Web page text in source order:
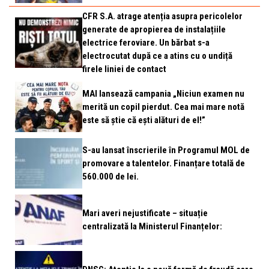
CFR S.A. atrage atenția asupra pericolelor
generate de apropierea de instalațiile
electrice feroviare. Un bărbat s-a
electrocutat după ce a atins cu o undiță
firele liniei de contact
MAI lansează campania „Niciun examen nu
merită un copil pierdut. Cea mai mare notă
este să știe că ești alături de el!”
S-au lansat înscrierile în Programul MOL de
promovare a talentelor. Finanțare totală de
560.000 de lei.
Mari averi nejustificate – situație
centralizată la Ministerul Finanțelor: